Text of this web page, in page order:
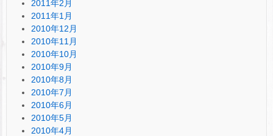
2011年2月
2011年1月
2010年12月
2010年11月
2010年10月
2010年9月
2010年8月
2010年7月
2010年6月
2010年5月
2010年4月